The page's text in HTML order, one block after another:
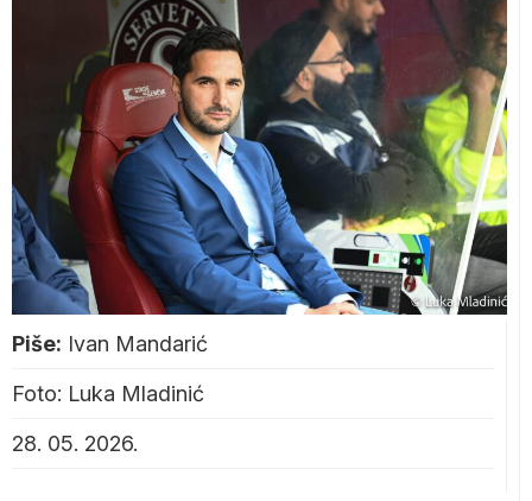
Piše: Ivan Mandarić
Foto: Luka Mladinić
28. 05. 2026.